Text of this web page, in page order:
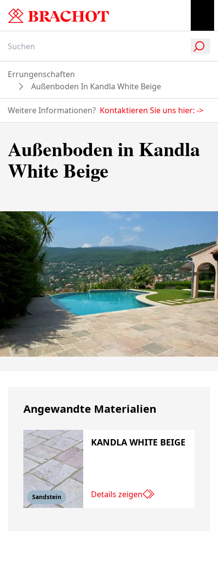
Errungenschaften
Außenboden In Kandla White Beige
Weitere Informationen? Kontaktieren Sie uns hier: ->
Außenboden in Kandla
White Beige
Angewandte Materialien
Sandstein
KANDLA WHITE BEIGE
Details zeigen